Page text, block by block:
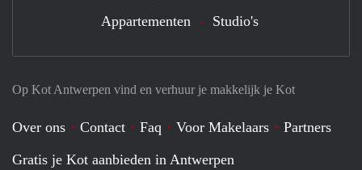
Op Kot Antwerpen vind en verhuur je makkelijk je Kot
Over ons Contact Faq Voor Makelaars
Partners
Gratis je Kot aanbieden in Antwerpen
Appartementen Studio's